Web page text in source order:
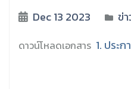
Dec 13 2023 ข่
ดาวน์โหลดเอกสาร 1. ประ